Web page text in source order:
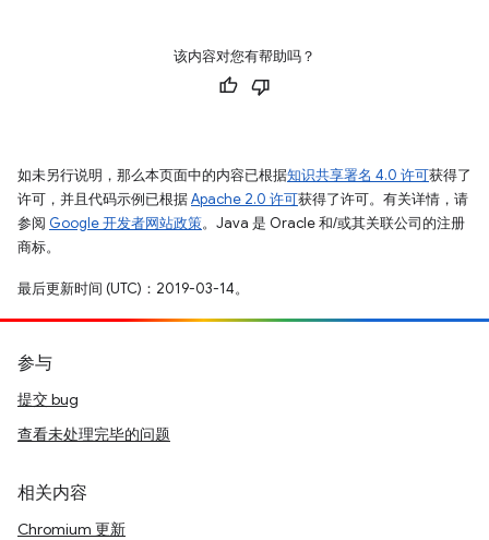
该内容对您有帮助吗？
如未另行说明，那么本页面中的内容已根据知识共享署名 4.0 许可获得了
许可，并且代码示例已根据Apache 2.0 许可获得了许可。有关详情，请
参阅 Google 开发者网站政策。Java 是 Oracle 和/或其关联公司的注册
商标。
最后更新时间 (UTC)：2019-03-14。
参与
提交 bug
查看未处理完毕的问题
相关内容
Chromium 更新